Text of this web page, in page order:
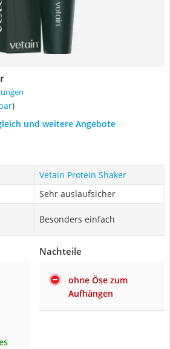
)
und weitere Angebote
Vetain Protein Shaker
Sehr auslaufsicher
Besonders einfach
Nachteile
ohne Öse zum
Aufhängen